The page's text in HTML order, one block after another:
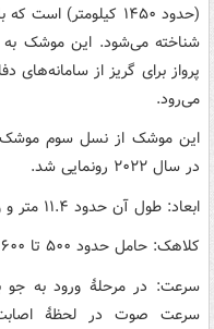
(حدود ۱۴۵۰
شناخته می‌شود. این موشک به
پرواز برای گریز از سامانه‌های
می‌رود.
این موشک از نسل سوم
در سال ۲۰۲۲ رونمایی شد.
ابعاد: طول آن حدود ۱۱.۴ متر و وزن کلی آن حدود ۶.۳ تُن است.
کلاهک: حامل حدود ۵۰۰ تا ۶۰۰ کیلوگرم مواد منفجره.
سرعت صوت در لحظهٔ